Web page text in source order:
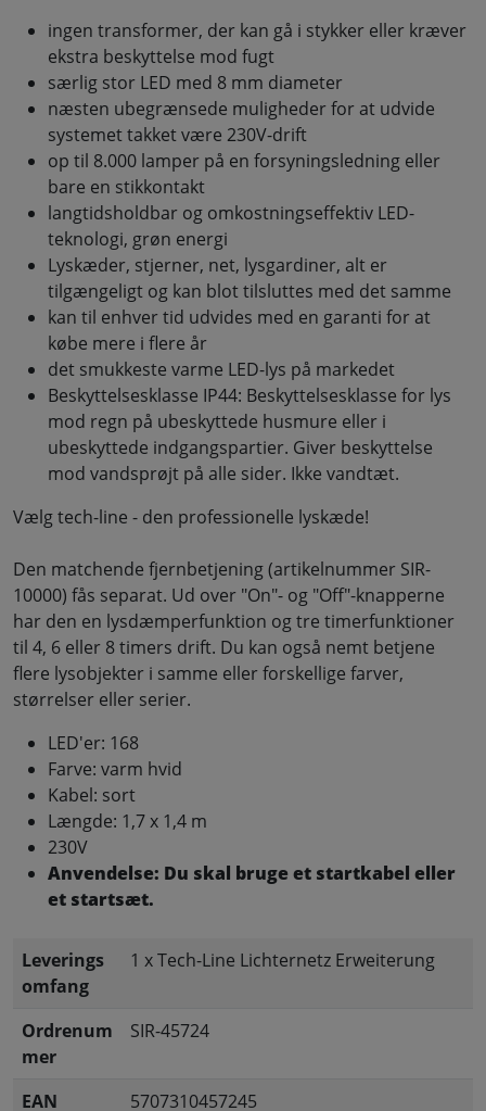
ingen transformer, der kan gå i stykker eller kræver
ekstra beskyttelse mod fugt
særlig stor LED med 8 mm diameter
næsten ubegrænsede muligheder for at udvide
systemet takket være 230V-drift
op til 8.000 lamper på en forsyningsledning eller
bare en stikkontakt
langtidsholdbar og omkostningseffektiv LED-
teknologi, grøn energi
Lyskæder, stjerner, net, lysgardiner, alt er
tilgængeligt og kan blot tilsluttes med det samme
kan til enhver tid udvides med en garanti for at
købe mere i flere år
det smukkeste varme LED-lys på markedet
Beskyttelsesklasse IP44: Beskyttelsesklasse for lys
mod regn på ubeskyttede husmure eller i
ubeskyttede indgangspartier. Giver beskyttelse
mod vandsprøjt på alle sider. Ikke vandtæt.
Vælg tech-line - den professionelle lyskæde!
Den matchende fjernbetjening (artikelnummer SIR-
10000) fås separat. Ud over "On"- og "Off"-knapperne
har den en lysdæmperfunktion og tre timerfunktioner
til 4, 6 eller 8 timers drift. Du kan også nemt betjene
flere lysobjekter i samme eller forskellige farver,
størrelser eller serier.
LED'er: 168
Farve: varm hvid
Kabel: sort
Længde: 1,7 x 1,4 m
230V
Anvendelse: Du skal bruge et startkabel eller
et startsæt.
Leverings
omfang
1 x Tech-Line Lichternetz Erweiterung
Ordrenum
mer
SIR-45724
EAN 5707310457245